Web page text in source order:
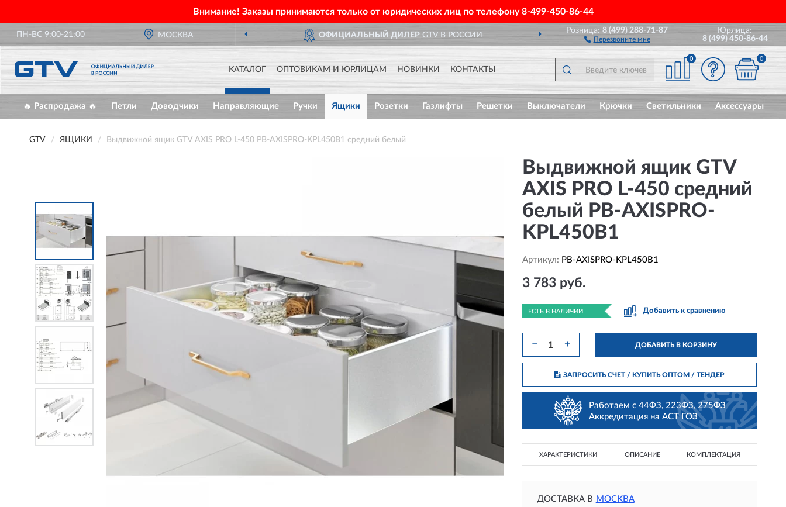
Внимание! Заказы принимаются только от юридических лиц по телефону8-499-450-86-44
ПН-ВС 9:00-21:00 МОСКВА ОФИЦИАЛЬНЫЙ ДИЛЕРGTV В РОССИИ ДОСТАВИМ ПО ВСЕЙ РОССИИ
Розница:8 (499) 288-71-87
Перезвоните мне
Юрлица:
8 (499) 450-86-44
КАТАЛОГ ОПТОВИКАМ И ЮРЛИЦАМ НОВИНКИ КОНТАКТЫ
0 0
🔥 Распродажа 🔥 Петли Доводчики Направляющие Ручки Ящики Розетки Газлифты Решетки Выключатели Крючки Светильники Аксессуары
GTV ЯЩИКИ Выдвижной ящик GTV AXIS PRO L-450 PB-AXISPRO-KPL450B1 средний белый
Выдвижной ящик GTV
AXIS PRO L-450 средний
белый PB-AXISPRO-
KPL450B1
Артикул: PB-AXISPRO-KPL450B1
3 783 руб.
ЕСТЬ В НАЛИЧИИ Добавить к сравнению
− + ДОБАВИТЬ В КОРЗИНУ
ЗАПРОСИТЬ СЧЕТ / КУПИТЬ ОПТОМ/ ТЕНДЕР
Работаем с 44ФЗ, 223ФЗ, 275ФЗ
Аккредитация на АСТ ГОЗ
ХАРАКТЕРИСТИКИ ОПИСАНИЕ КОМПЛЕКТАЦИЯ
ДОСТАВКА В МОСКВА